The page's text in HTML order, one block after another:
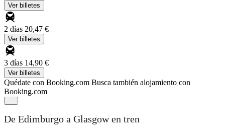
Ver billetes
2 días 20,47 €
Ver billetes
3 días 14,90 €
Ver billetes
Quédate con Booking.com Busca también alojamiento con
Booking.com
De Edimburgo a Glasgow en tren